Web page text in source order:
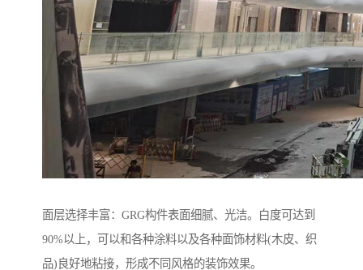
面层选择丰富：GRG构件表面细腻、光洁。白度可达到
90%以上，可以和各种涂料以及各种面饰材料(木皮、织
品)良好地粘接，形成不同风格的装饰效果。